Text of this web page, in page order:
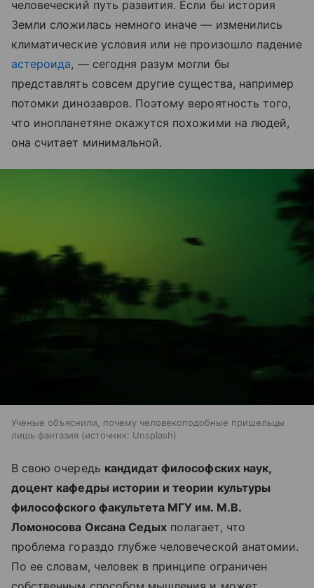
человеческий путь развития. Если бы история
Земли сложилась немного иначе — изменились
климатические условия или не произошло падение
астероида, — сегодня разум могли бы
представлять совсем другие существа, например
потомки динозавров. Поэтому вероятность того,
что инопланетяне окажутся похожими на людей,
она считает минимальной.
Ученые объяснили, почему человекоподобные пришельцы
лишь фантазия
источник: Unsplash
В свою очередь кандидат философских наук,
доцент кафедры истории и теории культуры
философского факультета МГУ им. М.В.
Ломоносова Оксана Седых полагает, что
проблема гораздо глубже человеческой анатомии.
По ее словам, человек в принципе ограничен